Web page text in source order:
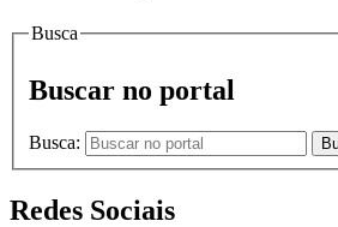
Busca
Buscar no portal
Busca:
Redes Sociais